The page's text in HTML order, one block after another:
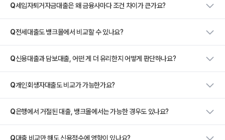
Q세입자퇴거자금대출은 왜 금융사마다 조건 차이가 큰가요?
Q전세대출도 뱅크몰에서 비교할 수 있나요?
Q신용대출과 담보대출, 어떤 게 더 유리한지 어떻게 판단하나요?
Q개인회생자대출도 비교가 가능한가요?
Q은행에서 거절된 대출, 뱅크몰에서는 가능한 경우도 있나요?
Q대출 비교만 해도 신용점수에 영향이 있나요?